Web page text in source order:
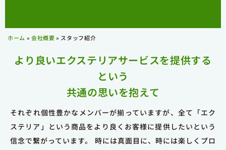
ホーム » 会社概要» スタッフ紹介
より良いエクステリアサービスを提供する
という
共通の思いを抱えて
それぞれ個性豊かなメンバーが揃っていますが、全て「エク
ステリア」という商品をより良くお客様に提供したいという
信念で繋がっています。 時には真面目に、時には楽しくプロ